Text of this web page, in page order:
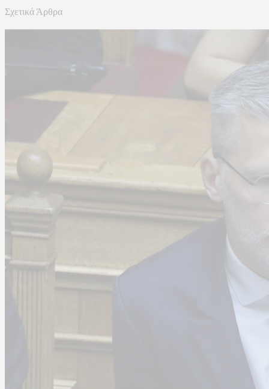
Σχετικά Άρθρα